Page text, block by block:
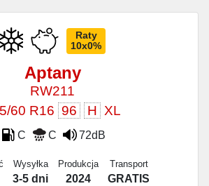
Raty
10x0%
Aptany
RW211
60 R16 96 H XL
C C 72dB
Wysyłka
3-5 dni
Produkcja
2024
Transport
GRATIS